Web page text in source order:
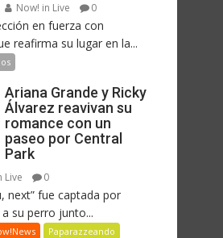
Now! in Live
0
en fuerza con
reafirma su lugar en la...
Ariana Grande y Ricky
Álvarez reavivan su
romance con un
paseo por Central
Park
Live 0
next” fue captada por
su perro junto...
Paparazzeando